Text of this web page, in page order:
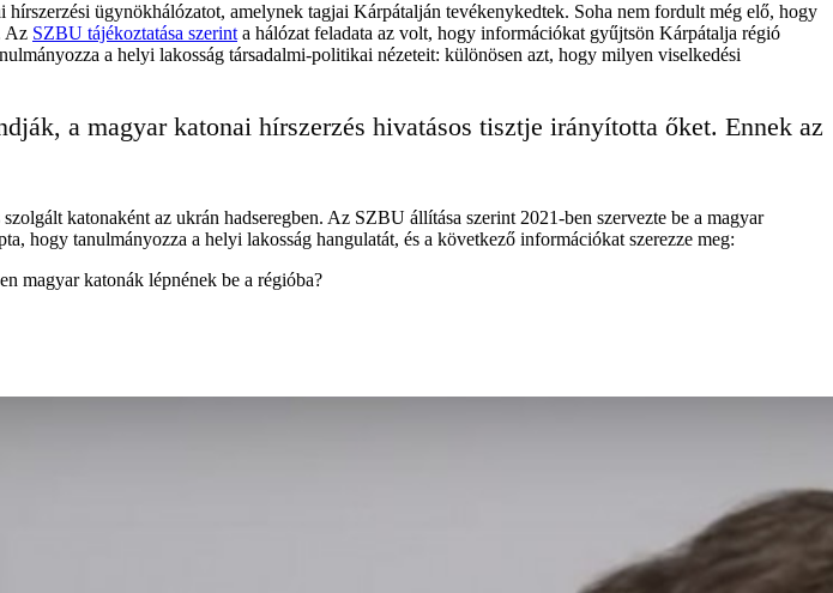
ügynökhálózatot, amelynek tagjai Kárpátalján tevékenykedtek. Soha nem fordult még elő, hogy
Az SZBU tájékoztatása szerint a hálózat feladata az volt, hogy információkat gyűjtsön Kárpátalja régió
a helyi lakosság társadalmi-politikai nézeteit: különösen azt, hogy milyen viselkedési
a magyar katonai hírszerzés hivatásos tisztje irányította őket. Ennek az
katonaként az ukrán hadseregben. Az SZBU állítása szerint 2021-ben szervezte be a magyar
hogy tanulmányozza a helyi lakosság hangulatát, és a következő információkat szerezze meg:
magyar katonák lépnének be a régióba?